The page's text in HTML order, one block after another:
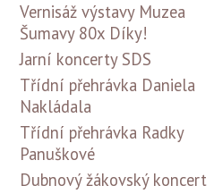
Vernisáž výstavy Muzea
Šumavy 80x Díky!
Jarní koncerty SDS
Třídní přehrávka Daniela
Nakládala
Třídní přehrávka Radky
Panuškové
Dubnový žákovský koncert